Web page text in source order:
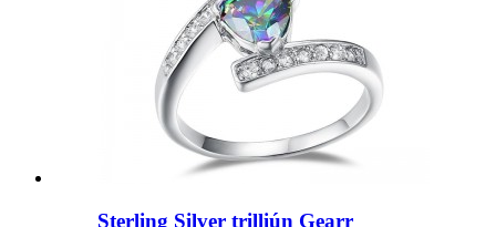
Sterling Silver trilliún Gearr